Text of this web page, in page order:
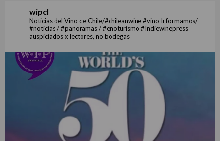
wipcl
Noticias del Vino de Chile/#chileanwine #vino Informamos/
#noticias / #panoramas / #enoturismo #Indiewinepress
auspiciados x lectores, no bodegas